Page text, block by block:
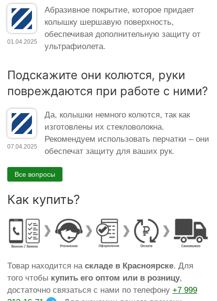
01.04.2025
Абразивное покрытие, которое придает
колышку шершавую поверхность,
обеспечивая дополнительную защиту от
ультрафиолета.
Подскажите они колются, руки
повреждаются при работе с ними?
07.04.2025
Да, колышки немного колются, так как
изготовлены их стекловолокна.
Рекомендуем использовать перчатки – они
обеспечат защиту для ваших рук.
Все вопросы
Как купить?
Товар находится на складе в Красноярскe. Для
того чтобы купить его оптом или в розницу,
достаточно связаться с нами по телефону +7 999